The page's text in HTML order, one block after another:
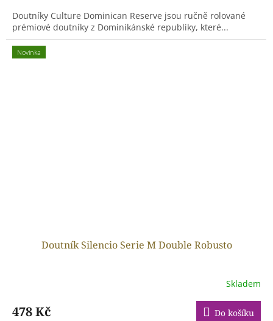
Doutníky Culture Dominican Reserve jsou ručně rolované
prémiové doutníky z Dominikánské republiky, které...
Novinka
Doutník Silencio Serie M Double Robusto
Skladem
478 Kč Do košíku